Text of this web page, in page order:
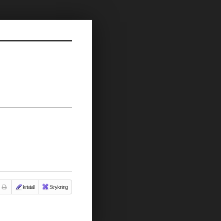
kristall Strykning